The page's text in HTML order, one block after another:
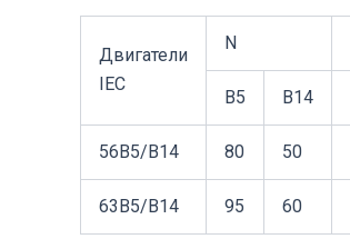
Двигатели
IEC
N
B5 B14
56B5/B14 80 50
63В5/В14 95 60